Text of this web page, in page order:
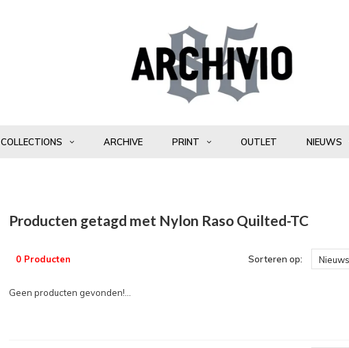
COLLECTIONS ARCHIVE PRINT OUTLET NIEUWS
Producten getagd met Nylon Raso Quilted-TC
0 Producten Sorteren op:
Geen producten gevonden!...